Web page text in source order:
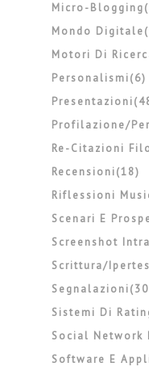
Micro-
Mondo
Motori Di
Personalismi(6)
Profilazione/
Re-Citazioni
Recensioni(18)
Riflessioni
Scenari E
Screenshot
Scrittura/
Sistemi Di
Social Network
Software E